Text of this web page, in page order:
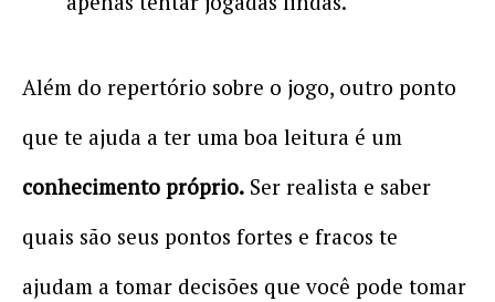
Além do repertório sobre o jogo, outro ponto
que te ajuda a ter uma boa leitura é um
conhecimento próprio. Ser realista e saber
quais são seus pontos fortes e fracos te
ajudam a tomar decisões que você pode tomar